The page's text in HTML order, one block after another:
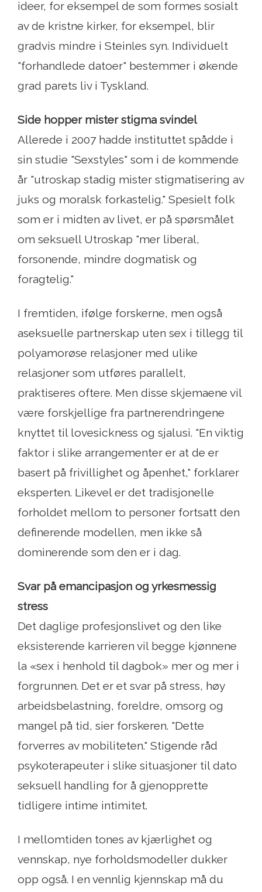
ideer, for eksempel de som formes sosialt
av de kristne kirker, for eksempel, blir
gradvis mindre i Steinles syn. Individuelt
"forhandlede datoer" bestemmer i økende
grad parets liv i Tyskland.
Side hopper mister stigma svindel
Allerede i 2007 hadde instituttet spådde i
sin studie "Sexstyles" som i de kommende
år "utroskap stadig mister stigmatisering av
juks og moralsk forkastelig." Spesielt folk
som er i midten av livet, er på spørsmålet
om seksuell Utroskap "mer liberal,
forsonende, mindre dogmatisk og
foragtelig."
I fremtiden, ifølge forskerne, men også
aseksuelle partnerskap uten sex i tillegg til
polyamorøse relasjoner med ulike
relasjoner som utføres parallelt,
praktiseres oftere. Men disse skjemaene vil
være forskjellige fra partnerendringene
knyttet til lovesickness og sjalusi. "En viktig
faktor i slike arrangementer er at de er
basert på frivillighet og åpenhet," forklarer
eksperten. Likevel er det tradisjonelle
forholdet mellom to personer fortsatt den
definerende modellen, men ikke så
dominerende som den er i dag.
Svar på emancipasjon og yrkesmessig
stress
Det daglige profesjonslivet og den like
eksisterende karrieren vil begge kjønnene
la «sex i henhold til dagbok» mer og mer i
forgrunnen. Det er et svar på stress, høy
arbeidsbelastning, foreldre, omsorg og
mangel på tid, sier forskeren. "Dette
forverres av mobiliteten." Stigende råd
psykoterapeuter i slike situasjoner til dato
seksuell handling for å gjenopprette
tidligere intime intimitet.
I mellomtiden tones av kjærlighet og
vennskap, nye forholdsmodeller dukker
opp også. I en vennlig kjennskap må du